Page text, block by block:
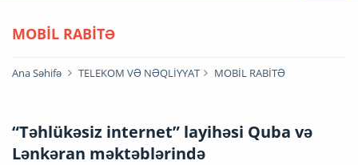
MOBİL RABİTƏ
Ana Səhifə TELEKOM VƏ NƏQLİYYAT MOBİL RABİTƏ
“Təhlükəsiz internet” layihəsi Quba və
Lənkəran məktəblərində